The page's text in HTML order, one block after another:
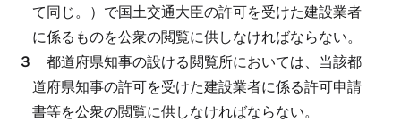
て同じ。）で国土交通大臣の許可を受けた建設業者
に係るものを公衆の閲覧に供しなければならない。
３ 都道府県知事の設ける閲覧所においては、当該都
道府県知事の許可を受けた建設業者に係る許可申請
書等を公衆の閲覧に供しなければならない。